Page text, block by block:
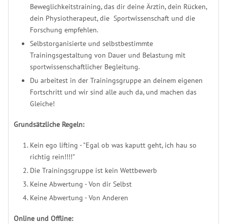
Beweglichkeitstraining, das dir deine Ärztin, dein Rücken,
dein Physiotherapeut, die Sportwissenschaft und die
Forschung empfehlen.
Selbstorganisierte und selbstbestimmte
Trainingsgestaltung von Dauer und Belastung mit
sportwissenschaftlicher Begleitung.
Du arbeitest in der Trainingsgruppe an deinem eigenen
Fortschritt und wir sind alle auch da, und machen das
Gleiche!
Grundsätzliche Regeln:
Kein ego lifting - "Egal ob was kaputt geht, ich hau so
richtig rein!!!!"
Die Trainingsgruppe ist kein Wettbewerb
Keine Abwertung - Von dir Selbst
Keine Abwertung - Von Anderen
Online und Offline: